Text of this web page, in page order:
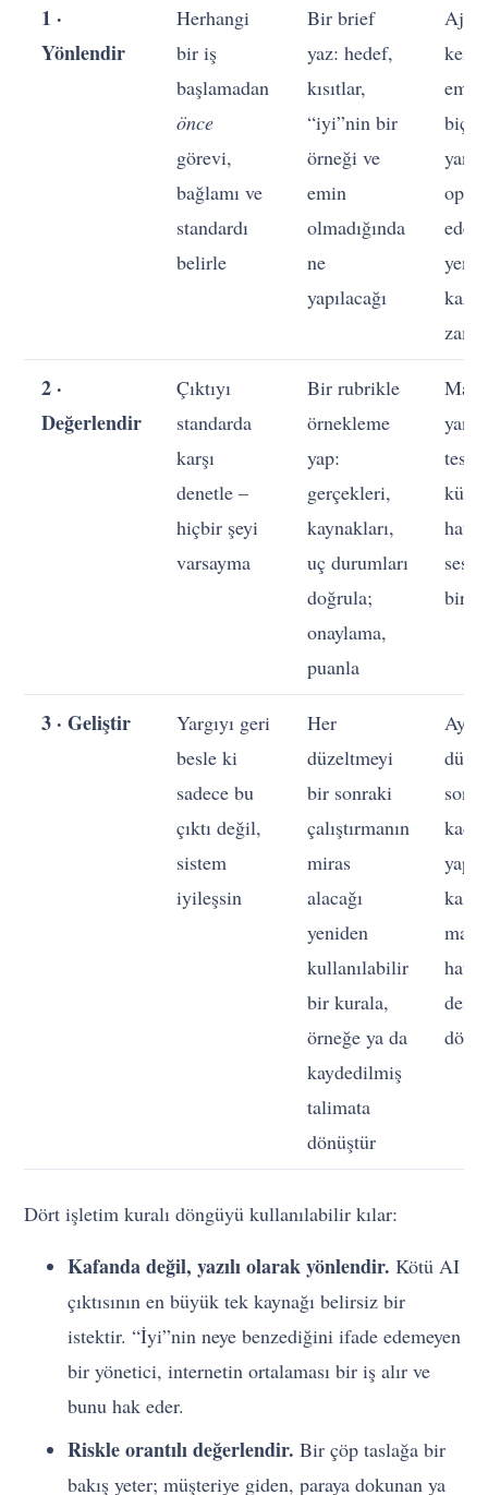
1 ·
Yönlendir
Herhangi
bir iş
başlamadan
önce
görevi,
bağlamı ve
standardı
belirle
Bir brief
yaz: hedef,
kısıtlar,
“iyi”nin bir
örneği ve
emin
olmadığında
ne
yapılacağı
Ajan
emin
eder;
2 ·
Değerlendir
Çıktıyı
standarda
karşı
denetle –
hiçbir şeyi
varsayma
Bir rubrikle
örnekleme
yap:
gerçekleri,
kaynakları,
uç durumları
doğrula;
onaylama,
puanla
3 · Geliştir
Yargıyı geri
besle ki
sadece bu
çıktı değil,
sistem
iyileşsin
Her
düzeltmeyi
bir sonraki
çalıştırmanın
miras
alacağı
yeniden
kullanılabilir
bir kurala,
örneğe ya da
kaydedilmiş
talimata
dönüştür
Aynı
kadar
hata-
Dört işletim kuralı döngüyü kullanılabilir kılar:
Kafanda değil, yazılı olarak yönlendir. Kötü AI
çıktısının en büyük tek kaynağı belirsiz bir
istektir. “İyi”nin neye benzediğini ifade edemeyen
bir yönetici, internetin ortalaması bir iş alır ve
bunu hak eder.
Riskle orantılı değerlendir. Bir çöp taslağa bir
bakış yeter; müşteriye giden, paraya dokunan ya